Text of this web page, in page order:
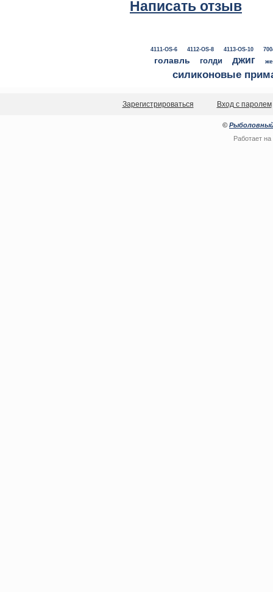
Написать отзыв
4111-OS-6 4112-OS-8 4113-OS-10
голавль голди джиг
силиконовые
Зарегистрироваться Вход с паролем
© Рыболовный
Работает